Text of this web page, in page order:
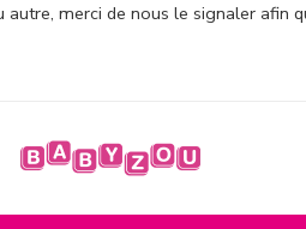
merci de nous le signaler afin